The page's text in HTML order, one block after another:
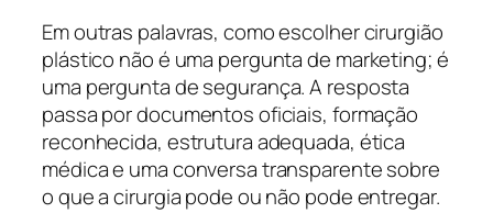
Em outras palavras, como escolher cirurgião
plástico não é uma pergunta de marketing; é
uma pergunta de segurança. A resposta
passa por documentos oficiais, formação
reconhecida, estrutura adequada, ética
médica e uma conversa transparente sobre
o que a cirurgia pode ou não pode entregar.